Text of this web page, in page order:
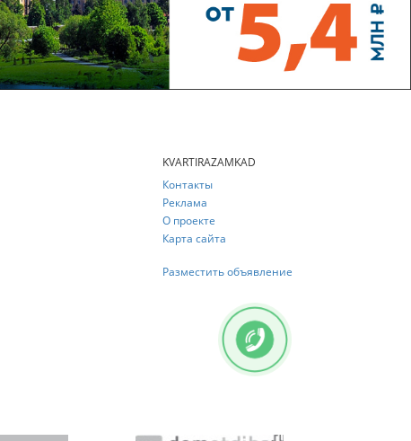
KVARTIRAZAMKAD
Контакты
Реклама
О проекте
Карта сайта
Разместить объявление